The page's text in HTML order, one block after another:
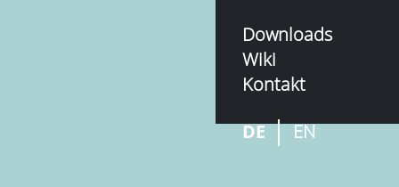
Downloads
Wiki
Kontakt
DE
EN